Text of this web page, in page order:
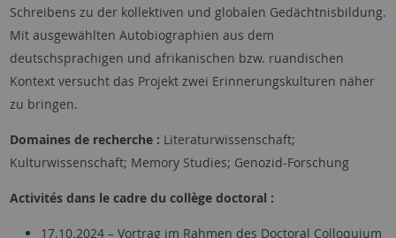
Schreibens zu der kollektiven und globalen Gedächtnisbildung.
Mit ausgewählten Autobiographien aus dem
deutschsprachigen und afrikanischen bzw. ruandischen
Kontext versucht das Projekt zwei Erinnerungskulturen näher
zu bringen.
Domaines de recherche : Literaturwissenschaft;
Kulturwissenschaft; Memory Studies; Genozid-Forschung
Activités dans le cadre du collège doctoral :
17.10.2024 – Vortrag im Rahmen des Doctoral Colloquium